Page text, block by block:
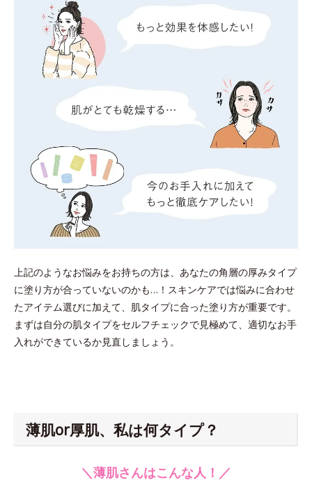
上記のようなお悩みをお持ちの方は、あなたの角層の厚みタイプ
に塗り方が合っていないのかも…！スキンケアでは悩みに合わせ
たアイテム選びに加えて、肌タイプに合った塗り方が重要です。
まずは自分の肌タイプをセルフチェックで見極めて、適切なお手
入れができているか見直しましょう。
薄肌or厚肌、私は何タイプ？
＼薄肌さんはこんな人！／